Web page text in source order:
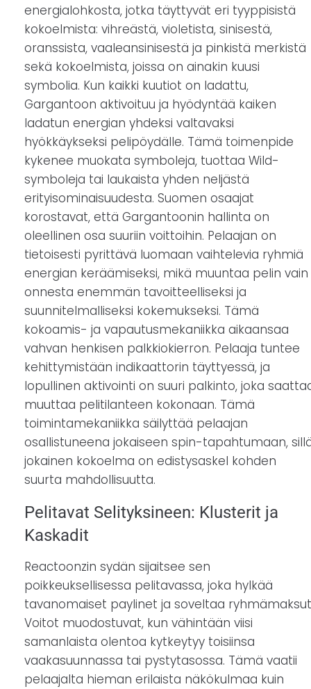
energialohkosta, jotka täyttyvät eri tyyppisistä
kokoelmista: vihreästä, violetista, sinisestä,
oranssista, vaaleansinisestä ja pinkistä merkistä
sekä kokoelmista, joissa on ainakin kuusi
symbolia. Kun kaikki kuutiot on ladattu,
Gargantoon aktivoituu ja hyödyntää kaiken
ladatun energian yhdeksi valtavaksi
hyökkäykseksi pelipöydälle. Tämä toimenpide
kykenee muokata symboleja, tuottaa Wild-
symboleja tai laukaista yhden neljästä
erityisominaisuudesta. Suomen osaajat
korostavat, että Gargantoonin hallinta on
oleellinen osa suuriin voittoihin. Pelaajan on
tietoisesti pyrittävä luomaan vaihtelevia ryhmiä
energian keräämiseksi, mikä muuntaa pelin vain
onnesta enemmän tavoitteelliseksi ja
suunnitelmalliseksi kokemukseksi. Tämä
kokoamis- ja vapautusmekaniikka aikaansaa
vahvan henkisen palkkiokierron. Pelaaja tuntee
kehittymistään indikaattorin täyttyessä, ja
lopullinen aktivointi on suuri palkinto, joka
muuttaa pelitilanteen kokonaan. Tämä
toimintamekaniikka säilyttää pelaajan
osallistuneena jokaiseen spin-tapahtumaan,
jokainen kokoelma on edistysaskel kohden
suurta mahdollisuutta.
Pelitavat Selityksineen: Klusterit ja
Kaskadit
Reactoonzin sydän sijaitsee sen
poikkeuksellisessa pelitavassa, joka hylkää
tavanomaiset paylinet ja soveltaa
Voitot muodostuvat, kun vähintään viisi
samanlaista olentoa kytkeytyy toisiinsa
vaakasuunnassa tai pystytasossa. Tämä vaatii
pelaajalta hieman erilaista näkökulmaa kuin